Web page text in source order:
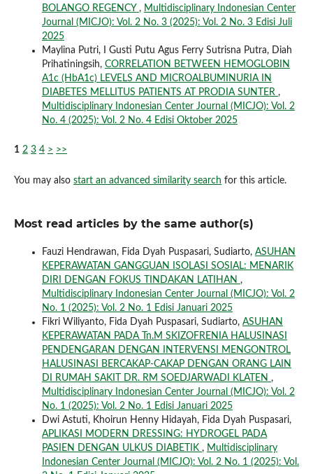
BOLANGO REGENCY , Multidisciplinary Indonesian Center
Journal (MICJO): Vol. 2 No. 3 (2025): Vol. 2 No. 3 Edisi Juli
2025
Maylina Putri, I Gusti Putu Agus Ferry Sutrisna Putra, Diah
Prihatiningsih, CORRELATION BETWEEN HEMOGLOBIN
A1c (HbA1c) LEVELS AND MICROALBUMINURIA IN
DIABETES MELLITUS PATIENTS AT PRODIA SUNTER ,
Multidisciplinary Indonesian Center Journal (MICJO): Vol. 2
No. 4 (2025): Vol. 2 No. 4 Edisi Oktober 2025
1 2 3 4 > >>
You may also start an advanced similarity search for this article.
Most read articles by the same author(s)
Fauzi Hendrawan, Fida Dyah Puspasari, Sudiarto, ASUHAN
KEPERAWATAN GANGGUAN ISOLASI SOSIAL: MENARIK
DIRI DENGAN FOKUS TINDAKAN LATIHAN ,
Multidisciplinary Indonesian Center Journal (MICJO): Vol. 2
No. 1 (2025): Vol. 2 No. 1 Edisi Januari 2025
Fikri Wiliyanto, Fida Dyah Puspasari, Sudiarto, ASUHAN
KEPERAWATAN PADA Tn.M SKIZOFRENIA HALUSINASI
PENDENGARAN DENGAN INTERVENSI MENGONTROL
HALUSINASI BERCAKAP-CAKAP DENGAN ORANG LAIN
DI RUMAH SAKIT DR. RM SOEDJARWADI KLATEN ,
Multidisciplinary Indonesian Center Journal (MICJO): Vol. 2
No. 1 (2025): Vol. 2 No. 1 Edisi Januari 2025
Dwi Astuti, Khoirun Henny Hidayah, Fida Dyah Puspasari,
APLIKASI MODERN DRESSING: HYDROGEL PADA
PASIEN DENGAN ULKUS DIABETIK , Multidisciplinary
Indonesian Center Journal (MICJO): Vol. 2 No. 1 (2025): Vol.